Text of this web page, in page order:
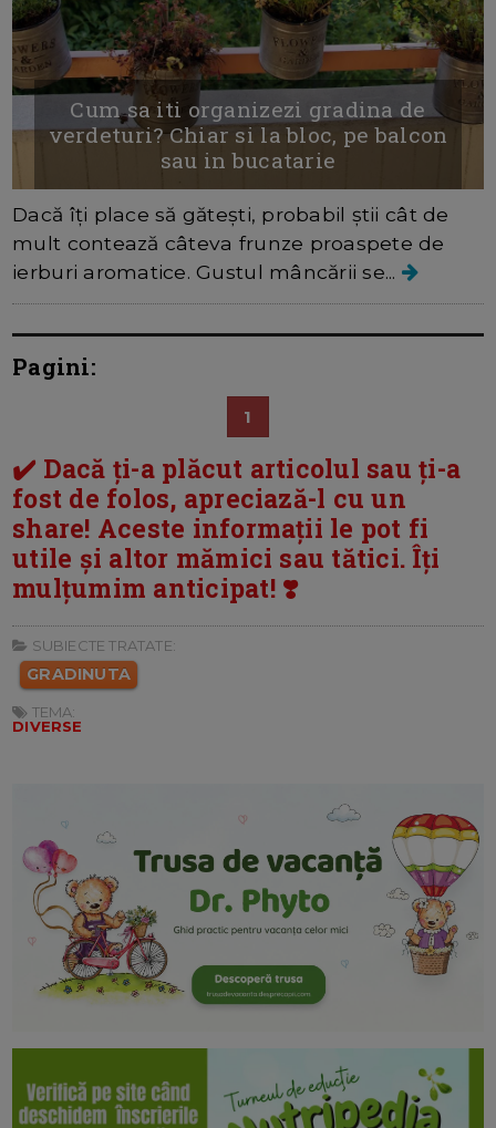
Cum sa iti organizezi gradina de
verdeturi? Chiar si la bloc, pe balcon
sau in bucatarie
Dacă îți place să gătești, probabil știi cât de
mult contează câteva frunze proaspete de
ierburi aromatice. Gustul mâncării se...
Pagini:
1
✔️ Dacă ți-a plăcut articolul sau ți-a
fost de folos, apreciază-l cu un
share! Aceste informații le pot fi
utile și altor mămici sau tătici. Îți
mulțumim anticipat! ❣️
SUBIECTE TRATATE:
GRADINUTA
TEMA:
DIVERSE